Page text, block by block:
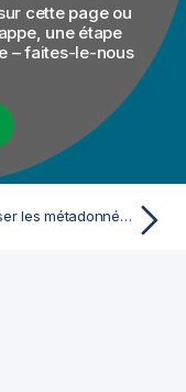
cette page ou
une étape
– faites-le-nous
Centraliser les métadonnées de Cassandra